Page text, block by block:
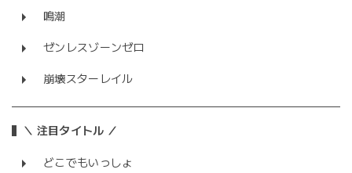
鳴潮
ゼンレスゾーンゼロ
崩壊スターレイル
＼ 注目タイトル ／
どこでもいっしょ